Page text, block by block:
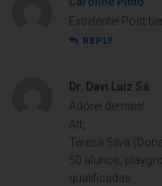
Excelente! Post
REPLY
Dr. Davi Luiz Sá
Adorei demais!
Att,
Teresa Silva
50 alunos,
qualificadas